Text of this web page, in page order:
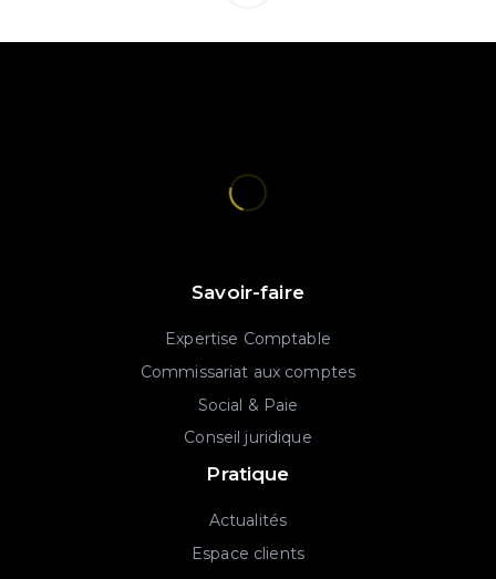
Savoir-faire
Expertise Comptable
Commissariat aux comptes
Social & Paie
Conseil juridique
Pratique
Actualités
Espace clients